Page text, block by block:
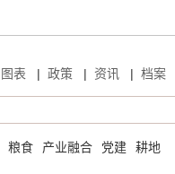
图表 | 政策 | 资讯 | 档案
粮食 产业融合 党建 耕地